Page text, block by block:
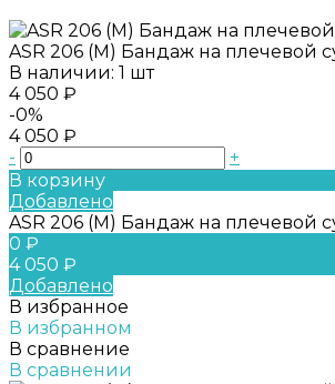
ASR 206 (M) Бандаж на плечевой
В наличии: 1 шт
4 050 ₽
-0%
4 050 ₽
-
+
В корзину
Добавлено
ASR 206 (M) Бандаж на плечевой
0 ₽
4 050 ₽
Добавлено
В избранное
В избранном
В сравнение
В сравнении